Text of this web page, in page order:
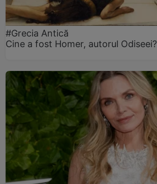
#Grecia Antică
Cine a fost Homer, autorul Odiseei?